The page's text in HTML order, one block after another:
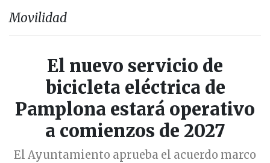
Movilidad
El nuevo servicio de
bicicleta eléctrica de
Pamplona estará operativo
a comienzos de 2027
El Ayuntamiento aprueba el acuerdo marco